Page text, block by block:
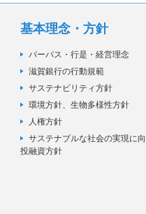
基本理念・方針
パーパス・行是・経営理念
滋賀銀行の行動規範
サステナビリティ方針
環境方針、生物多様性方針
人権方針
サステナブルな社会の実現に
投融資方針